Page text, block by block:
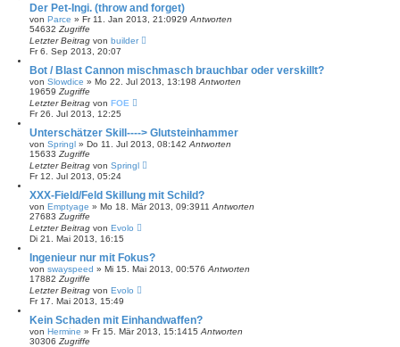
Der Pet-Ingi. (throw and forget)
von Parce » Fr 11. Jan 2013, 21:0929 Antworten
54632 Zugriffe
Letzter Beitrag von builder
Fr 6. Sep 2013, 20:07
Bot / Blast Cannon mischmasch brauchbar oder verskillt?
von Slowdice » Mo 22. Jul 2013, 13:198 Antworten
19659 Zugriffe
Letzter Beitrag von FOE
Fr 26. Jul 2013, 12:25
Unterschätzer Skill----> Glutsteinhammer
von Springl » Do 11. Jul 2013, 08:142 Antworten
15633 Zugriffe
Letzter Beitrag von Springl
Fr 12. Jul 2013, 05:24
XXX-Field/Feld Skillung mit Schild?
von Emptyage » Mo 18. Mär 2013, 09:3911 Antworten
27683 Zugriffe
Letzter Beitrag von Evolo
Di 21. Mai 2013, 16:15
Ingenieur nur mit Fokus?
von swayspeed » Mi 15. Mai 2013, 00:576 Antworten
17882 Zugriffe
Letzter Beitrag von Evolo
Fr 17. Mai 2013, 15:49
Kein Schaden mit Einhandwaffen?
von Hermine » Fr 15. Mär 2013, 15:1415 Antworten
30306 Zugriffe